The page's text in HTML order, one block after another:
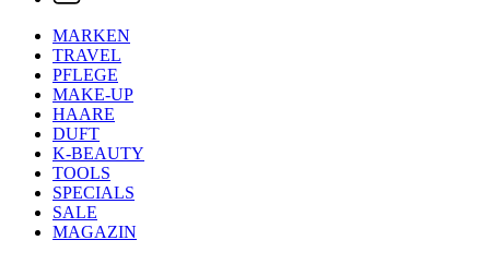
MARKEN
TRAVEL
PFLEGE
MAKE-UP
HAARE
DUFT
K-BEAUTY
TOOLS
SPECIALS
SALE
MAGAZIN